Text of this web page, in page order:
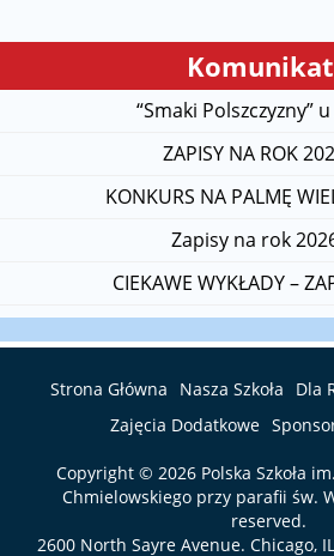
“Smaki Polszczyzny”
ZAPISY NA ROK
KONKURS NA PALMĘ
Zapisy na rok
CIEKAWE WYKŁADY –
Strona Główna Nasza Szkoła Dla
Zajęcia Dodatkowe
Copyright © 2026 Polska Szkoła
Chmielowskiego przy parafii św.
reserved.
2600 North Sayre Avenue. Chicago,